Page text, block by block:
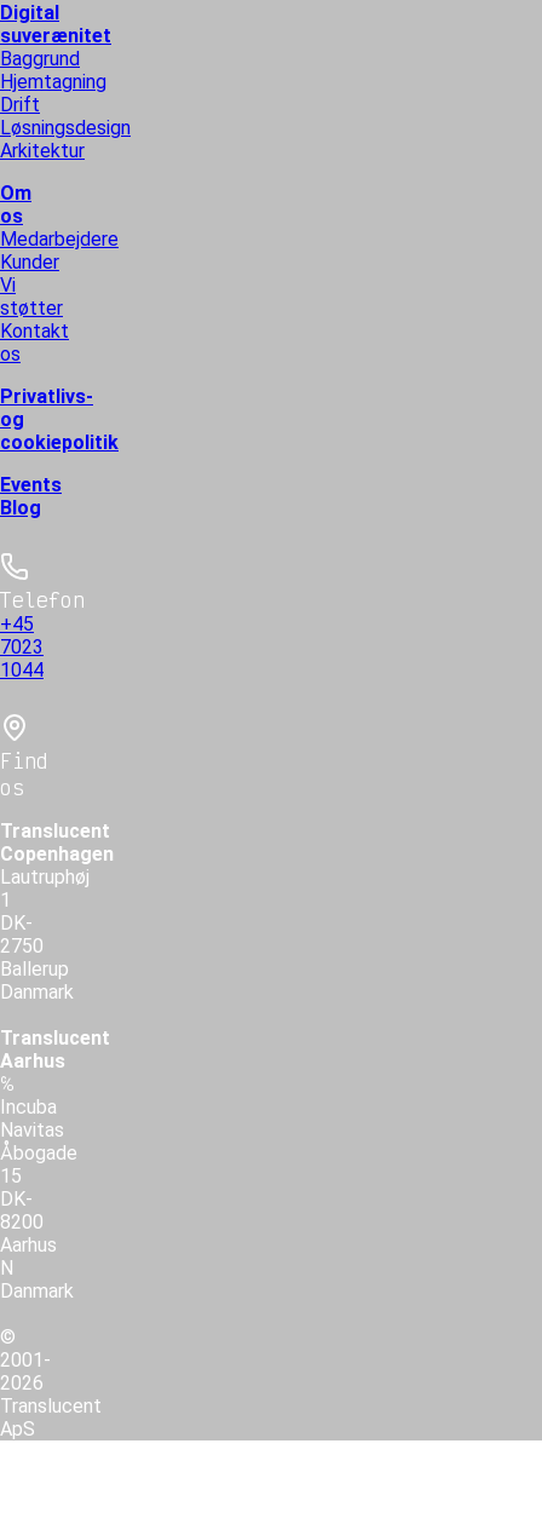
Digital
suverænitet
Baggrund
Hjemtagning
Drift
Løsningsdesign
Arkitektur
Om
os
Medarbejdere
Kunder
Vi
støtter
Kontakt
os
Privatlivs-
og
cookiepolitik
Events
Blog
Telefon
+45
7023
1044
Find
os
Translucent
Copenhagen
Lautruphøj
1
DK-
2750
Ballerup
Danmark
Translucent
Aarhus
℅
Incuba
Navitas
Åbogade
15
DK-
8200
Aarhus
N
Danmark
©
2001-
2026
Translucent
ApS